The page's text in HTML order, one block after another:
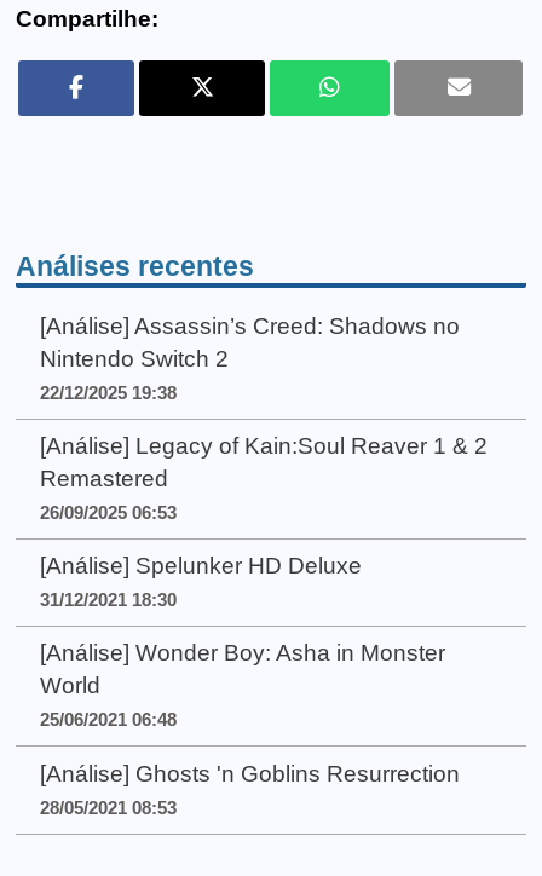
Compartilhe:
Análises recentes
[Análise] Assassin’s Creed: Shadows no
Nintendo Switch 2
22/12/2025 19:38
[Análise] Legacy of Kain:Soul Reaver 1 & 2
Remastered
26/09/2025 06:53
[Análise] Spelunker HD Deluxe
31/12/2021 18:30
[Análise] Wonder Boy: Asha in Monster
World
25/06/2021 06:48
[Análise] Ghosts 'n Goblins Resurrection
28/05/2021 08:53